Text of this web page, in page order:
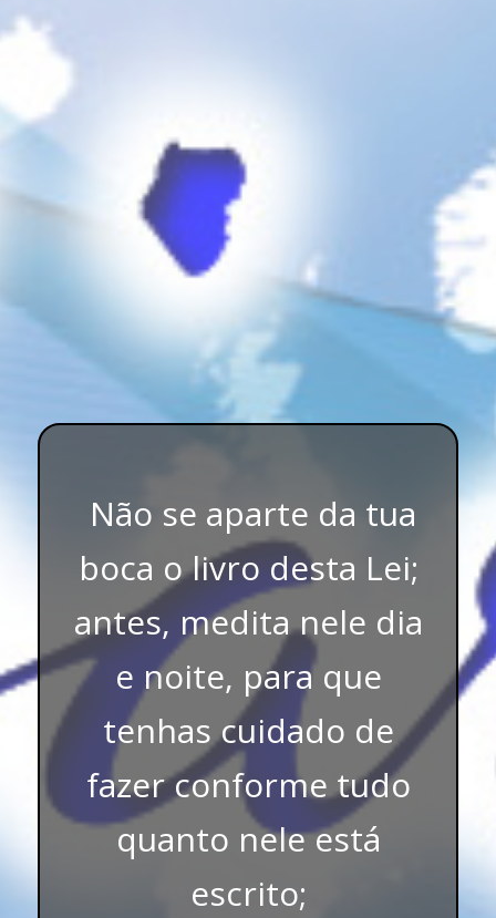
Não se aparte da tua
boca o livro desta Lei;
antes, medita nele dia
e noite, para que
tenhas cuidado de
fazer conforme tudo
quanto nele está
escrito;